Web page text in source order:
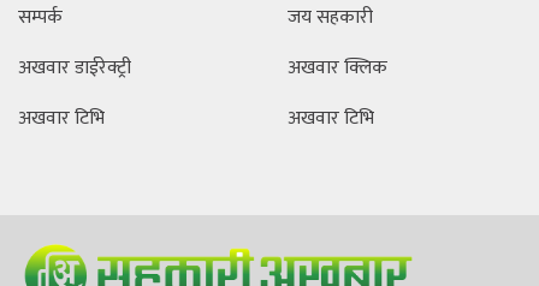
सम्पर्क
अखवार डाईरेक्ट्री
अखवार टिभि
जय सहकारी
अखवार क्लिक
अखवार टिभि